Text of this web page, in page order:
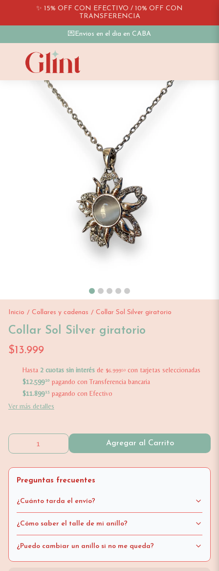
✨ 15% OFF CON EFECTIVO / 10% OFF CON
TRANSFERENCIA
💌Envios en el dia en CABA
Inicio / Collares y cadenas / Collar Sol Silver giratorio
Collar Sol Silver giratorio
$13.999
Hasta 2 cuotas sin interésde $6.99950con tarjetas seleccionadas
$12.59910pagando con Transferencia bancaria
$11.89915 pagando con Efectivo
Ver más detalles
Agregar al Carrito
Preguntas frecuentes
¿Cuánto tarda el envío?
¿Cómo saber el talle de mi anillo?
¿Puedo cambiar un anillo si no me queda?